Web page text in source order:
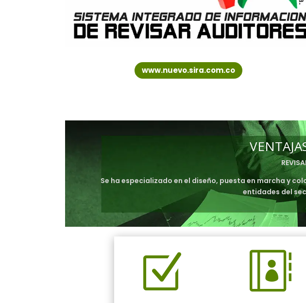
www.nuevo.sira.com.co
Se ha especializado en el diseño, puesta en marcha y
entidades del
Z 